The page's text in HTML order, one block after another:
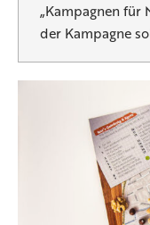
„Kampagnen für
der Kampagne